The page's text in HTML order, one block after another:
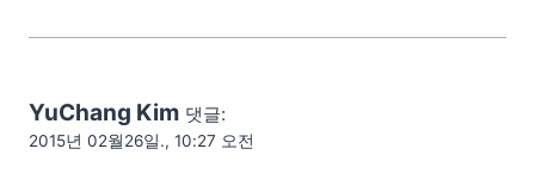
YuChang Kim 댓글:
2015년 02월26일., 10:27 오전